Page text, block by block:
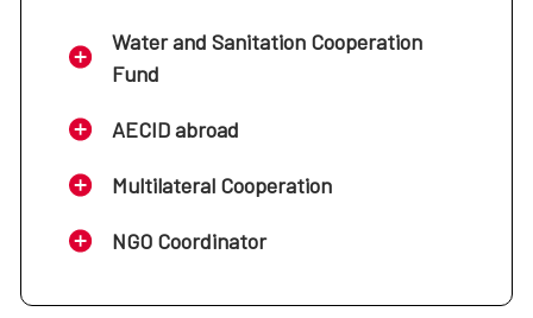
Water and Sanitation Cooperation
Fund
AECID abroad
Multilateral Cooperation
NGO Coordinator